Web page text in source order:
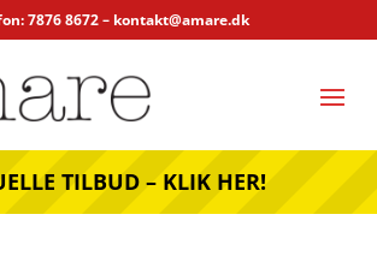
7876 8672 – kontakt@amare.dk
TILBUD – KLIK HER!